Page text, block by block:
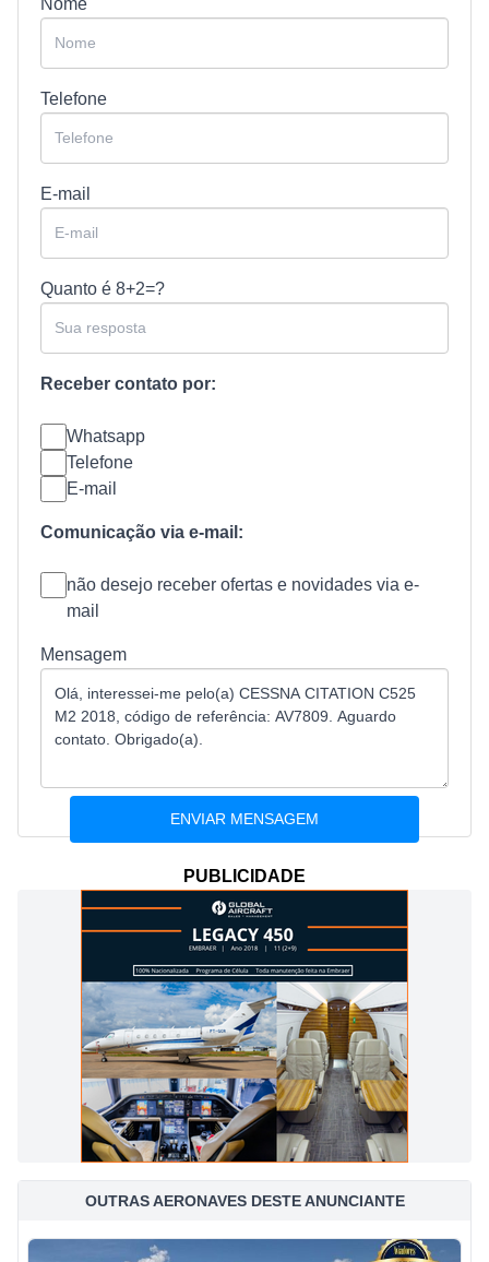
Nome
Telefone
E-mail
Quanto é 8+2=?
Receber contato por:
Whatsapp
Telefone
E-mail
Comunicação via e-mail:
não desejo receber ofertas e novidades via e-
mail
Mensagem
PUBLICIDADE
OUTRAS AERONAVES DESTE ANUNCIANTE